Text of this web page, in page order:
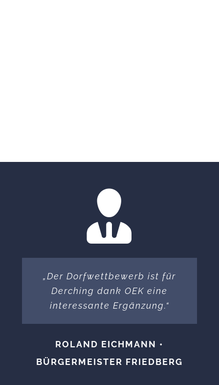
„Der Dorfwettbewerb ist für
Derching dank OEK eine
interessante Ergänzung.“
ROLAND EICHMANN •
BÜRGERMEISTER FRIEDBERG